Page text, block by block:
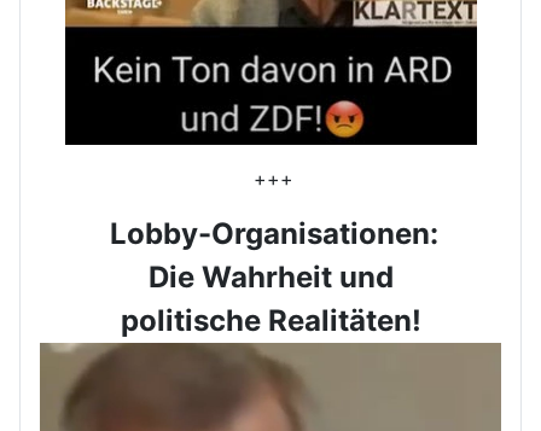
+++
Lobby-Organisationen:
Die Wahrheit und
politische Realitäten!